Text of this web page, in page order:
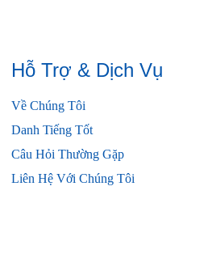
Hỗ Trợ & Dịch Vụ
Về Chúng Tôi
Danh Tiếng Tốt
Câu Hỏi Thường Gặp
Liên Hệ Với Chúng Tôi